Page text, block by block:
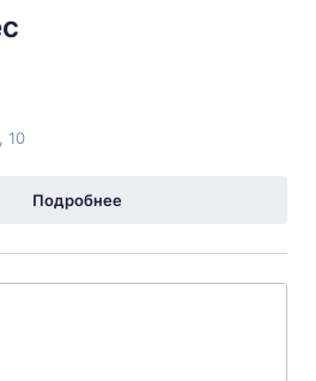
10
Подробнее